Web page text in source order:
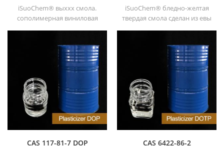
iSuoChem® выххх смола.
сополимерная виниловая
винилацетатный
сополимер. его
высокомолекулярная смола
(молекулярная масса 27000).
винилацетата ceva
iSuoChem® бледно-желтая
твердая смола сделан из евы
органическом
растворителе, таком как
толуол, сложный эфир и т. д.
CAS 117-81-7 DOP
CAS 6422-86-2